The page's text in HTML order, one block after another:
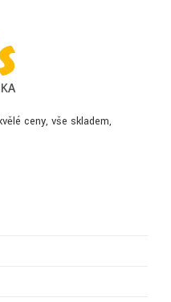
ceny, vše skladem,